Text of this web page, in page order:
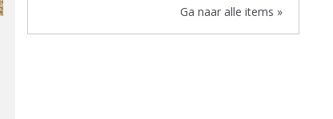
Ga naar alle items »